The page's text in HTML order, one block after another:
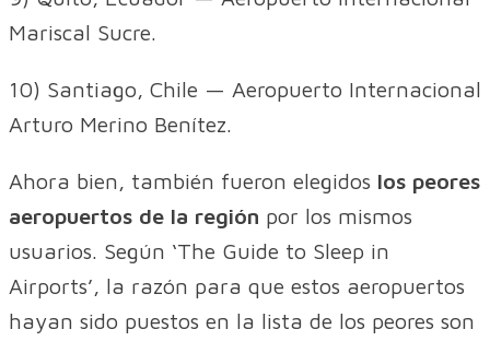
Mariscal Sucre.
10) Santiago, Chile — Aeropuerto Internacional
Arturo Merino Benítez.
Ahora bien, también fueron elegidos los peores
aeropuertos de la región por los mismos
usuarios. Según ‘The Guide to Sleep in
Airports’, la razón para que estos aeropuertos
hayan sido puestos en la lista de los peores son